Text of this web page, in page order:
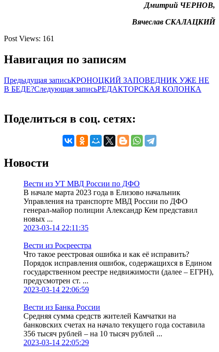
Дмитрий ЧЕРНОВ,
Вячеслав СКАЛАЦКИЙ
Post Views: 161
Навигация по записям
Предыдущая записьКРОНОЦКИЙ ЗАПОВЕДНИК УЖЕ НЕ
В БЕДЕ?Следующая записьРЕДАКТОРСКАЯ КОЛОНКА
Поделиться в соц. сетях:
Новости
Вести из УТ МВД России по ДФО
В начале марта 2023 года в Елизово начальник
Управления на транспорте МВД России по ДФО
генерал-майор полиции Александр Кем представил
новых ...
2023-03-14 22:11:35
Вести из Росреестра
Что такое реестровая ошибка и как её исправить?
Порядок исправления ошибок, содержащихся в Едином
государственном реестре недвижимости (далее – ЕГРН),
предусмотрен ст. ...
2023-03-14 22:06:59
Вести из Банка России
Средняя сумма средств жителей Камчатки на
банковских счетах на начало текущего года составила
356 тысяч рублей – на 10 тысяч рублей ...
2023-03-14 22:05:29